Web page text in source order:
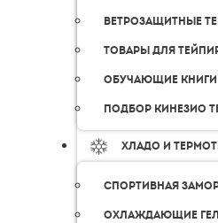
Ветрозащитные
Товары для
Обучающие
Подбор кинезио
Хладо и
Спортивная
Охлаждающие